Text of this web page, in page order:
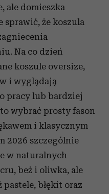
ale domieszka
sprawić, że koszula
Na co dzień
koszule oversize,
i wyglądają
pracy lub bardziej
wybrać prosty fason
i klasycznym
2026 szczególnie
w naturalnych
beż i oliwka, ale
błękit oraz